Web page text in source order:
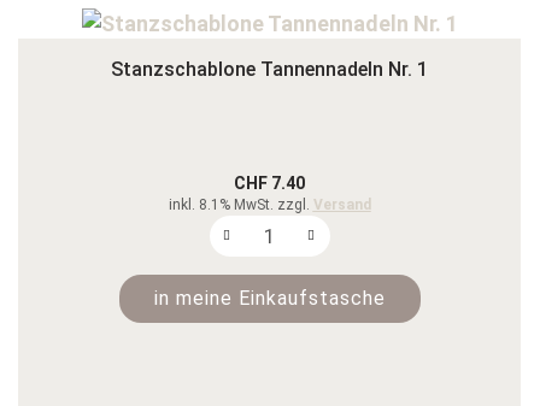
Stanzschablone Tannennadeln Nr. 1
CHF 7.40
inkl. 8.1% MwSt. zzgl. Versand
in meine Einkaufstasche